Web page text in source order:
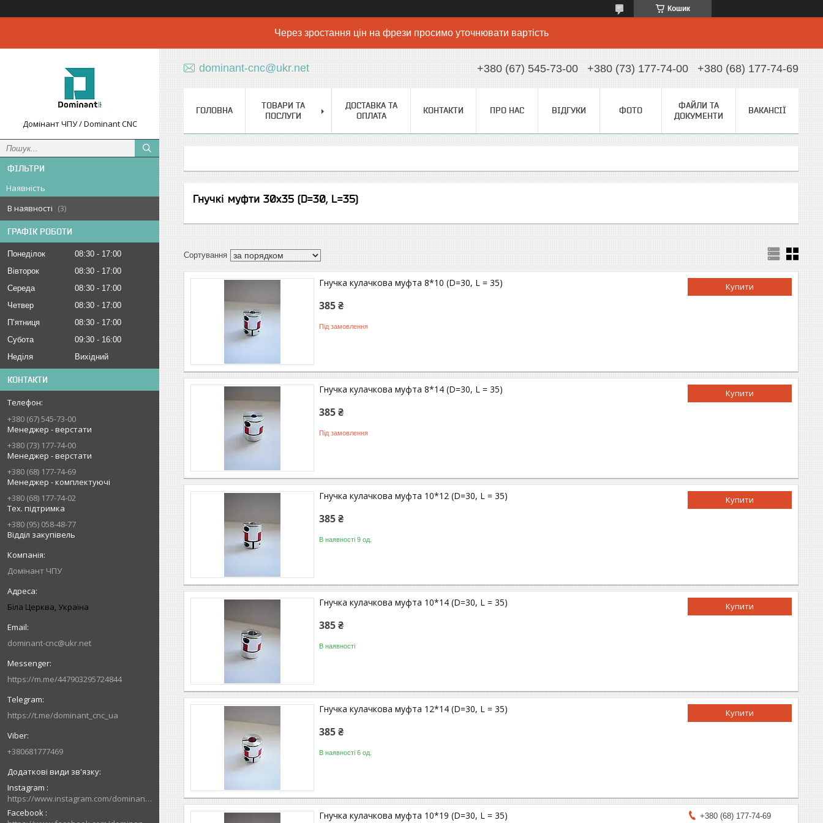
Кошик
Через зростання цін на фрези просимо уточнювати вартість
Домінант ЧПУ / Dominant CNC
ФІЛЬТРИ
Наявність
В наявності
3
ГРАФІК РОБОТИ
Понеділок 08:30
17:00
Вівторок
08:30
17:00
Середа
08:30
17:00
Четвер
08:30
17:00
Пʼятниця
08:30
17:00
Субота
09:30
16:00
Неділя
Вихідний
КОНТАКТИ
+380 (67) 545-73-00
Менеджер - верстати
+380 (73) 177-74-00
Менеджер - верстати
+380 (68) 177-74-69
Менеджер - комплектуючі
+380 (68) 177-74-02
Тех. підтримка
+380 (95) 058-48-77
Відділ закупівель
Домінант ЧПУ
Біла Церква, Україна
dominant-cnc@ukr.net
https://m.me/447903295724844
https://t.me/dominant_cnc_ua
+380681777469
Instagram
https://www.instagram.com/dominant_cnc
Facebook
dominant-cnc@ukr.net +380 (67) 545-73-00 +380 (73) 177-74-00 +380 (68) 177-74-69
ГОЛОВНА
ТОВАРИ ТА
ПОСЛУГИ
ДОСТАВКА ТА
ОПЛАТА
КОНТАКТИ ПРО НАС ВІДГУКИ ФОТО
ФАЙЛИ ТА
ДОКУМЕНТИ
ВАКАНСІЇ
Гнучкі муфти 30х35 (D=30, L=35)
Купити
Гнучка кулачкова муфта 8*10 (D=30, L = 35)
385 ₴
Під замовлення
Купити
Гнучка кулачкова муфта 8*14 (D=30, L = 35)
385 ₴
Під замовлення
Купити
Гнучка кулачкова муфта 10*12 (D=30, L = 35)
385 ₴
В наявності 9 од.
Купити
Гнучка кулачкова муфта 10*14 (D=30, L = 35)
385 ₴
В наявності
Купити
Гнучка кулачкова муфта 12*14 (D=30, L = 35)
385 ₴
В наявності 6 од.
+380 (68) 177-74-69
Гнучка кулачкова муфта 10*19 (D=30, L = 35)